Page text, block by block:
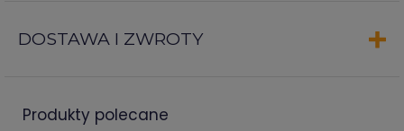
DOSTAWA I ZWROTY
produkty polecane